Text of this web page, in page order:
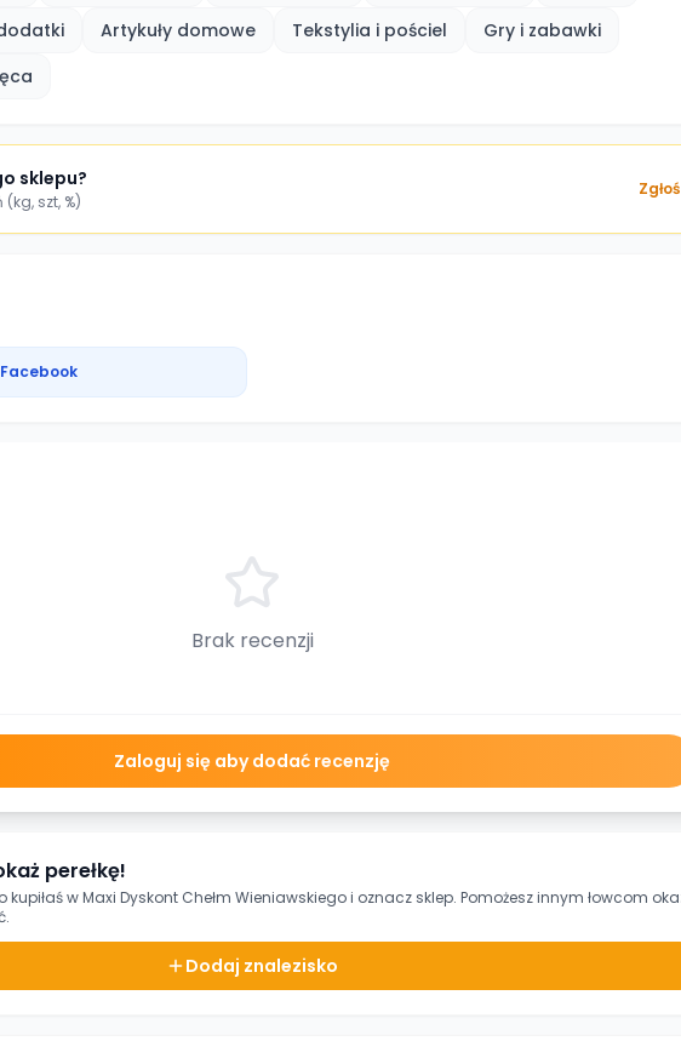
Artykuły domowe Tekstylia i pościel
Gry i zabawki
sklepu?
szt, %)
Facebook
Brak recenzji
Zaloguj się aby dodać recenzję
perełkę!
kupiłaś wMaxi Dyskont Chełm Wieniawskiegoi oznacz sklep. Pomożesz innym łowcom
Dodaj znalezisko